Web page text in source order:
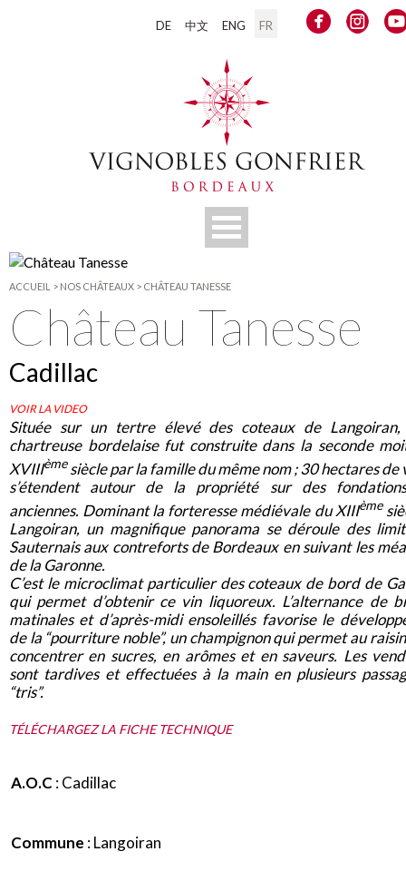
DE 中文 ENG FR
ACCUEIL > NOS CHÂTEAUX > CHÂTEAU TANESSE
Château Tanesse
Cadillac
VOIR LA VIDEO
Située sur un tertre élevé des coteaux de
chartreuse bordelaise fut construite dans la seconde
XVIIIèmesiècle par la famille du même nom ; 30 hectares de
s’étendent autour de la propriété sur des
anciennes. Dominant la forteresse médiévale du XIIIème
Langoiran, un magnifique panorama se déroule des
Sauternais aux contreforts de Bordeaux en suivant les
de la Garonne.
C’est le microclimat particulier des coteaux de bord de
qui permet d’obtenir ce vin liquoreux. L’alternance de
matinales et d’après-midi ensoleillés favorise le
de la “pourriture noble”, un champignon qui permet au
concentrer en sucres, en arômes et en saveurs. Les
sont tardives et effectuées à la main en plusieurs
“tris”.
TÉLÉCHARGEZ LA FICHE TECHNIQUE
A.O.C : Cadillac
Commune : Langoiran